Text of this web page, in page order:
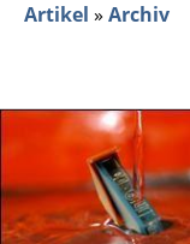
Artikel » Archiv